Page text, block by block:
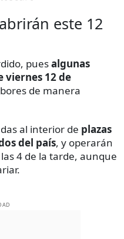
este 12
puesalgunas
viernes 12 de
de manera
al interior de plazas
del país, y operarán
4 de la tarde, aunque